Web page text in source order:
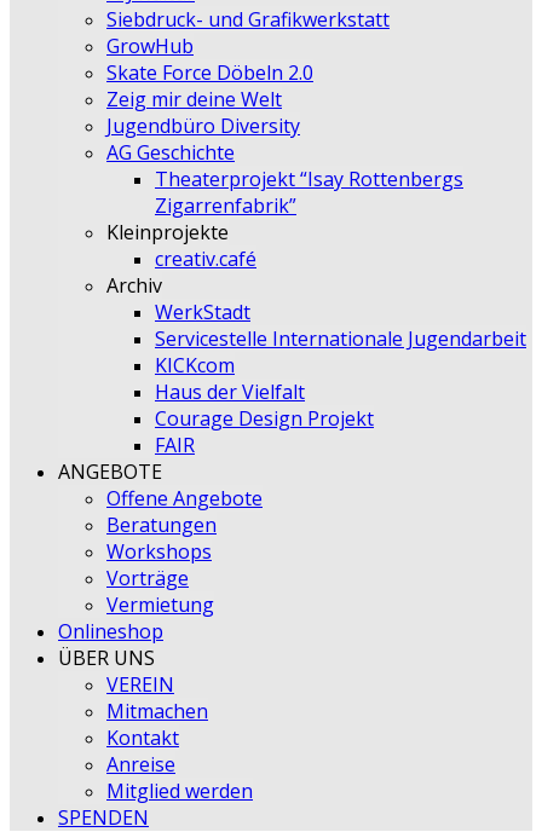
Siebdruck- und Grafikwerkstatt
GrowHub
Skate Force Döbeln 2.0
Zeig mir deine Welt
Jugendbüro Diversity
AG Geschichte
Theaterprojekt “Isay Rottenbergs
Zigarrenfabrik”
Kleinprojekte
creativ.café
Archiv
WerkStadt
Servicestelle Internationale Jugendarbeit
KICKcom
Haus der Vielfalt
Courage Design Projekt
FAIR
ANGEBOTE
Offene Angebote
Beratungen
Workshops
Vorträge
Vermietung
Onlineshop
ÜBER UNS
VEREIN
Mitmachen
Kontakt
Anreise
Mitglied werden
SPENDEN